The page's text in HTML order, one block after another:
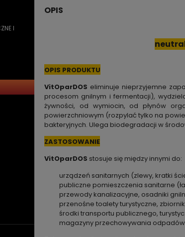
I
OPIS
OPIS PRODUKTU
VitOparDOS eliminuje nieprzyjemne
procesom gnilnym i fermentacji),
żywności, od wymiocin, od płynów
powierzchniowym (rozpylać tylko na
bakteryjnych. Ulega biodegradacji w
ZASTOSOWANIE
VitOparDOS stosuje się między innymi do:
urządzeń sanitarnych (zlewy, kratki
publiczne pomieszczenia sanitarne
przewody kanalizacyjne, osadniki
przenośne toalety turystyczne,
środki transportu publicznego,
magazyny przechowywania